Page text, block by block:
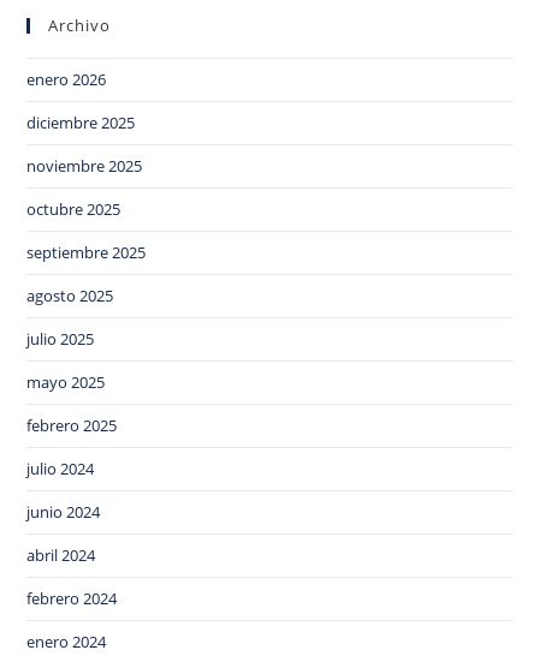
Archivo
enero 2026
diciembre 2025
noviembre 2025
octubre 2025
septiembre 2025
agosto 2025
julio 2025
mayo 2025
febrero 2025
julio 2024
junio 2024
abril 2024
febrero 2024
enero 2024